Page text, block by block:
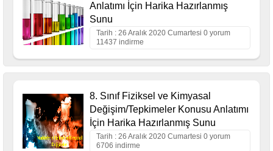
Anlatımı İçin Harika Hazırlanmış
Sunu
Tarih : 26 Aralık 2020 Cumartesi 0 yorum
11437 indirme
8. Sınıf Fiziksel ve Kimyasal
Değişim/Tepkimeler Konusu Anlatımı
İçin Harika Hazırlanmış Sunu
Tarih : 26 Aralık 2020 Cumartesi 0 yorum
6706 indirme